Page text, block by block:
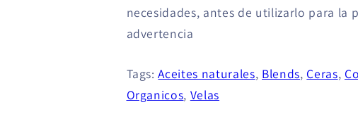
necesidades, antes de utilizarlo para la
advertencia
Tags:Aceites naturales, Blends, Ceras,
Organicos, Velas